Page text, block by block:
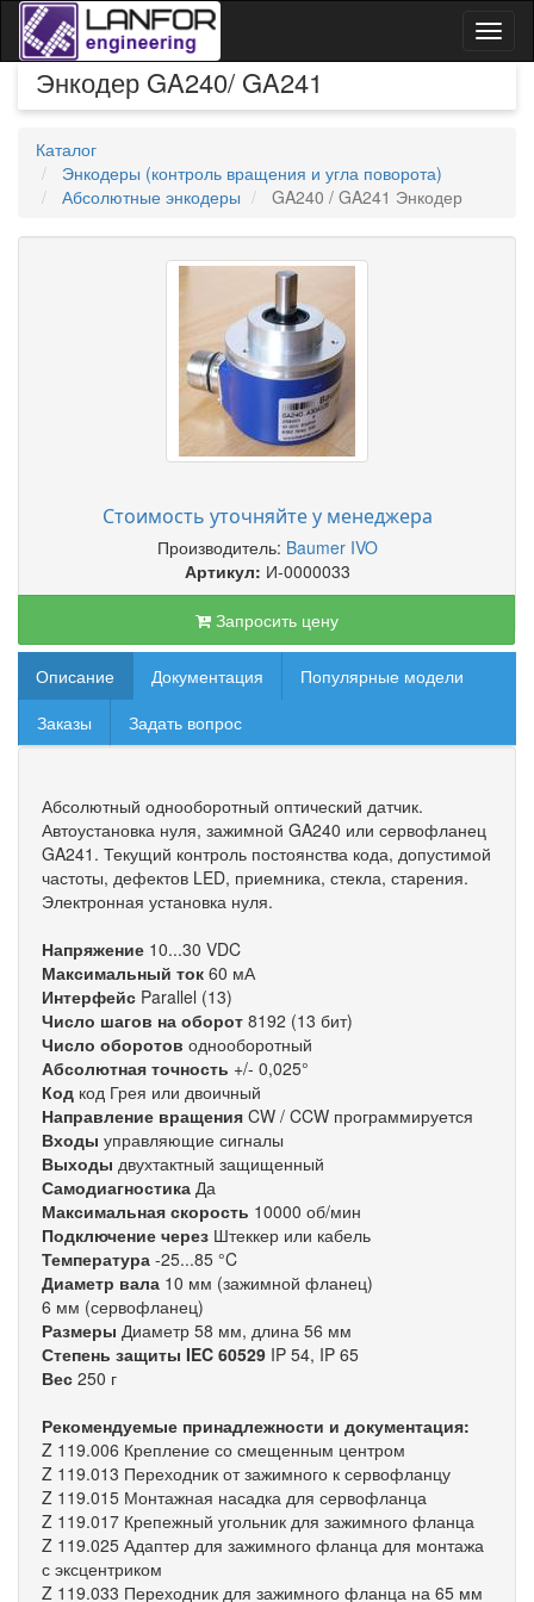
Энкодер GA240/ GA241
Каталог
Энкодеры (контроль вращения и угла поворота)
Абсолютные энкодеры
GA240 / GA241 Энкодер
Стоимость уточняйте у менеджера
Производитель: Baumer IVO
Артикул: И-0000033
Запросить цену
Описание Документация
Популярные модели
Заказы
Задать вопрос
Абсолютный однооборотный оптический датчик.
Автоустановка нуля, зажимной GA240 или сервофланец
GA241. Текущий контроль постоянства кода, допустимой
частоты, дефектов LED, приемника, стекла, старения.
Электронная установка нуля.
Напряжение 10...30 VDC
Максимальный ток 60 мА
Интерфейс Parallel (13)
Число шагов на оборот 8192 (13 бит)
Число оборотов однооборотный
Абсолютная точность +/- 0,025°
Код код Грея или двоичный
Направление вращения CW / CCW программируется
Входы управляющие сигналы
Выходы двухтактный защищенный
Самодиагностика Да
Максимальная скорость 10000 об/мин
Подключение через Штеккер или кабель
Температура -25...85 °C
Диаметр вала 10 мм (зажимной фланец)
6 мм (сервофланец)
Размеры Диаметр 58 мм, длина 56 мм
Степень защиты IEC 60529 IP 54, IP 65
Вес 250 г
Рекомендуемые принадлежности и документация:
Z 119.006 Крепление со смещенным центром
Z 119.013 Переходник от зажимного к сервофланцу
Z 119.015 Монтажная насадка для сервофланца
Z 119.017 Крепежный угольник для зажимного фланца
Z 119.025 Адаптер для зажимного фланца для монтажа
с эксцентриком
Z 119.033 Переходник для зажимного фланца на 65 мм